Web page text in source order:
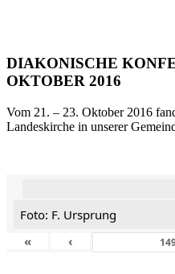
DIAKONISCHE
OKTOBER 2016
Vom 21. – 23. Oktober 2016
Landeskirche in unserer
Foto: F. Ursprung
«
‹